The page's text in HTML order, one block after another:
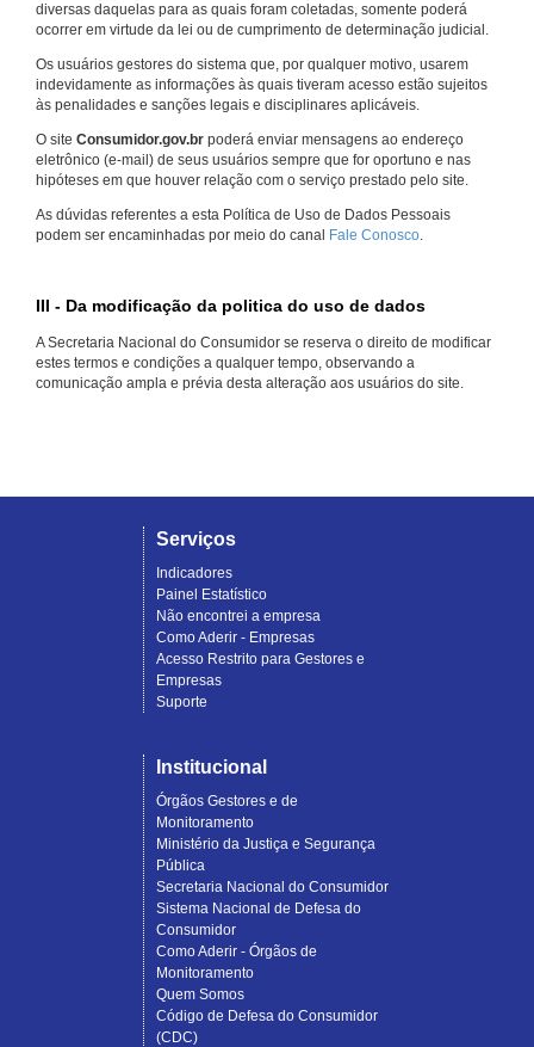
diversas daquelas para as quais foram coletadas, somente poderá
ocorrer em virtude da lei ou de cumprimento de determinação judicial.
Os usuários gestores do sistema que, por qualquer motivo, usarem
indevidamente as informações às quais tiveram acesso estão sujeitos
às penalidades e sanções legais e disciplinares aplicáveis.
O site Consumidor.gov.br poderá enviar mensagens ao endereço
eletrônico (e-mail) de seus usuários sempre que for oportuno e nas
hipóteses em que houver relação com o serviço prestado pelo site.
As dúvidas referentes a esta Política de Uso de Dados Pessoais
podem ser encaminhadas por meio do canal Fale Conosco.
III - Da modificação da politica do uso de dados
A Secretaria Nacional do Consumidor se reserva o direito de modificar
estes termos e condições a qualquer tempo, observando a
comunicação ampla e prévia desta alteração aos usuários do site.
Serviços
Indicadores
Painel Estatístico
Não encontrei a empresa
Como Aderir - Empresas
Acesso Restrito para Gestores e
Empresas
Suporte
Institucional
Órgãos Gestores e de
Monitoramento
Ministério da Justiça e Segurança
Pública
Secretaria Nacional do Consumidor
Sistema Nacional de Defesa do
Consumidor
Como Aderir - Órgãos de
Monitoramento
Quem Somos
Código de Defesa do Consumidor
(CDC)